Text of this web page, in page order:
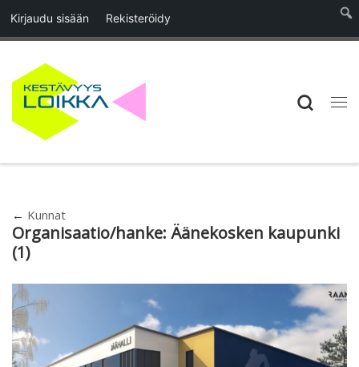
Kirjaudu sisään Rekisteröidy
Skip to content
← Kunnat
Organisaatio/hanke: Äänekosken kaupunki
(1)